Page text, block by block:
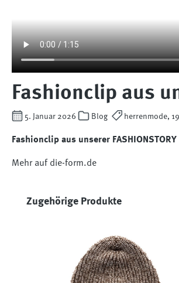
Fashionclip aus
5. Januar 2026 Blog herrenmode,
Fashionclip aus unserer FASHIONSTORY
Mehr auf die-form.de
Produktgalerie überspringen
Zugehörige Produkte